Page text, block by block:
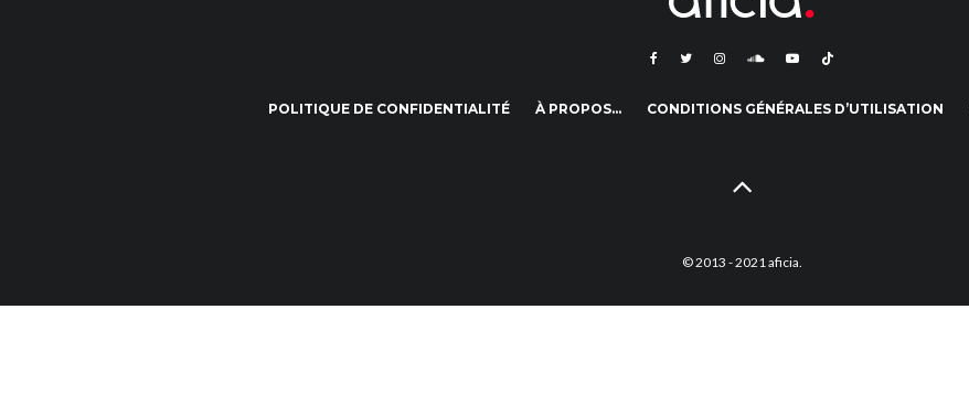
POLITIQUE DE CONFIDENTIALITÉ À PROPOS… CONDITIONS GÉNÉRALES D’UTILISATION
© 2013 - 2021 aficia.